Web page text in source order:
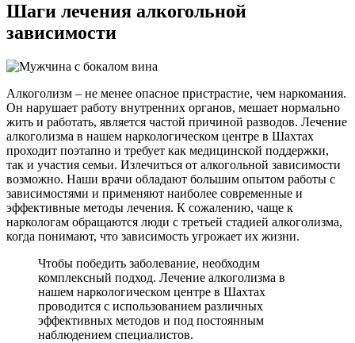
Шаги лечения алкогольной
зависимости
Алкоголизм – не менее опасное пристрастие, чем наркомания.
Он нарушает работу внутренних органов, мешает нормально
жить и работать, является частой причиной разводов. Лечение
алкоголизма в нашем наркологическом центре в Шахтах
проходит поэтапно и требует как медицинской поддержки,
так и участия семьи. Излечиться от алкогольной зависимости
возможно. Наши врачи обладают большим опытом работы с
зависимостями и применяют наиболее современные и
эффективные методы лечения. К сожалению, чаще к
наркологам обращаются люди с третьей стадией алкоголизма,
когда понимают, что зависимость угрожает их жизни.
Чтобы победить заболевание, необходим
комплексный подход. Лечение алкоголизма в
нашем наркологическом центре в Шахтах
проводится с использованием различных
эффективных методов и под постоянным
наблюдением специалистов.